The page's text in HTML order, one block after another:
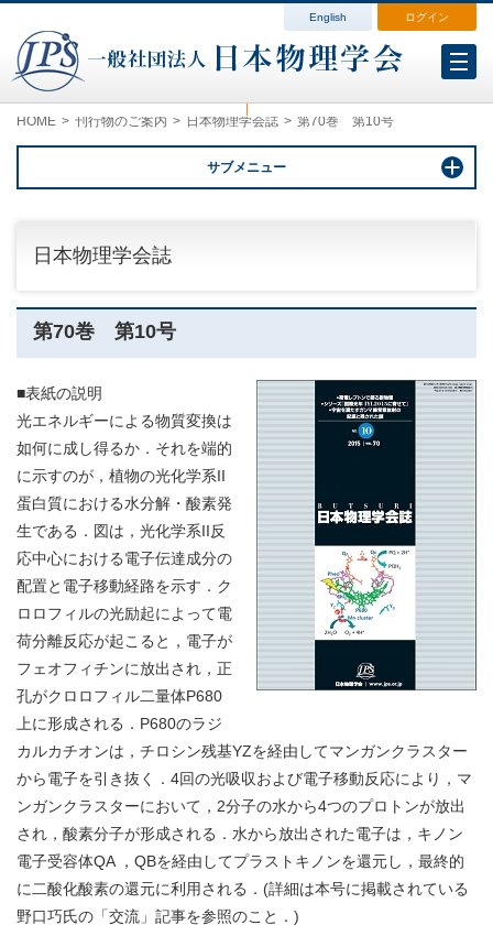
ログイン
English
会員各種変更 会費案内
ログイン（マイページ）
HOME 刊行物のご案内 日本物理学会誌 第70巻 第10号
サブメニュー
日本物理学会誌
第70巻 第10号
■表紙の説明
光エネルギーによる物質変換は
如何に成し得るか．それを端的
に示すのが，植物の光化学系II
蛋白質における水分解・酸素発
生である．図は，光化学系II反
応中心における電子伝達成分の
配置と電子移動経路を示す．ク
ロロフィルの光励起によって電
荷分離反応が起こると，電子が
フェオフィチンに放出され，正
孔がクロロフィル二量体P680
上に形成される．P680のラジ
カルカチオンは，チロシン残基YZを経由してマンガンクラスター
から電子を引き抜く．4回の光吸収および電子移動反応により，マ
ンガンクラスターにおいて，2分子の水から4つのプロトンが放出
され，酸素分子が形成される．水から放出された電子は，キノン
電子受容体QA ，QBを経由してプラストキノンを還元し，最終的
に二酸化酸素の還元に利用される．(詳細は本号に掲載されている
野口巧氏の「交流」記事を参照のこと．)